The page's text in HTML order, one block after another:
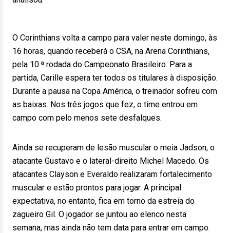
O Corinthians volta a campo para valer neste domingo, às
16 horas, quando receberá o CSA, na Arena Corinthians,
pela 10.ª rodada do Campeonato Brasileiro. Para a
partida, Carille espera ter todos os titulares à disposição.
Durante a pausa na Copa América, o treinador sofreu com
as baixas. Nos três jogos que fez, o time entrou em
campo com pelo menos sete desfalques.
Ainda se recuperam de lesão muscular o meia Jadson, o
atacante Gustavo e o lateral-direito Michel Macedo. Os
atacantes Clayson e Everaldo realizaram fortalecimento
muscular e estão prontos para jogar. A principal
expectativa, no entanto, fica em torno da estreia do
zagueiro Gil. O jogador se juntou ao elenco nesta
semana, mas ainda não tem data para entrar em campo.